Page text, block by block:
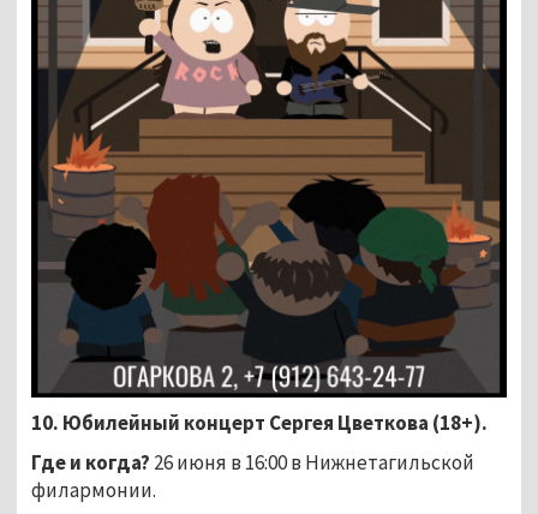
10. Юбилейный концерт Сергея Цветкова (18+).
Где и когда? 26 июня в 16:00 в Нижнетагильской
филармонии.